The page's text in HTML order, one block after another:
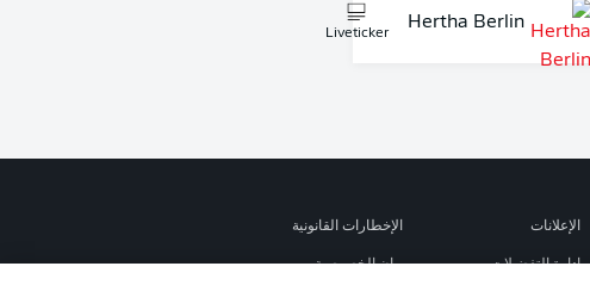
Hertha Berlin
Liveticker
الإعلانات الإخطارات القانونية
إدارة التفضيلات بيان الخصوصية